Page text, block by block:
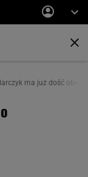
ma już dość